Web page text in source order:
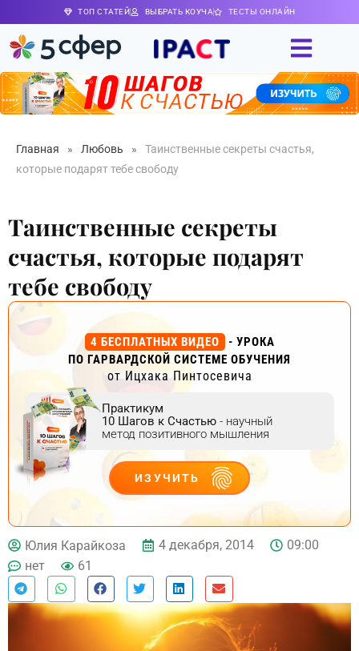
ТОП СТАТЕЙ ВЫБРАТЬ КОУЧА ТЕСТЫ ОНЛАЙН
Главная » Любовь »
Таинственные секреты счастья,
которые подарят тебе свободу
Таинственные секреты
счастья, которые подарят
тебе свободу
4 БЕСПЛАТНЫХ ВИДЕО
- УРОКА
ПО ГАРВАРДСКОЙ СИСТЕМЕ ОБУЧЕНИЯ
от Ицхака Пинтосевича
Практикум
10 Шагов к Счастью - научный
метод позитивного мышления
ИЗУЧИТЬ
ДЕЙСТВУЙ
Юлия Карайкоза 4 декабря, 2014
09:00
нет
61